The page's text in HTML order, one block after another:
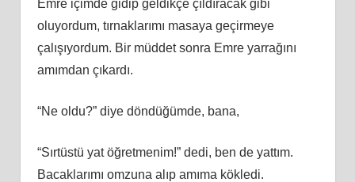
Emre içimde gidip geldikçe çıldıracak gibi
oluyordum, tırnaklarımı masaya geçirmeye
çalışıyordum. Bir müddet sonra Emre yarrağını
amımdan çıkardı.
“Ne oldu?” diye döndüğümde, bana,
“Sırtüstü yat öğretmenim!” dedi, ben de yattım.
Bacaklarımı omzuna alıp amıma kökledi.